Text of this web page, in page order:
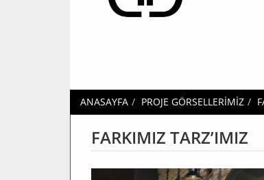
ANASAYFA PROJE GÖRSELLERİMİZ
FARKIMIZ TARZ’IMIZ